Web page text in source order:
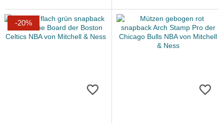
-20%